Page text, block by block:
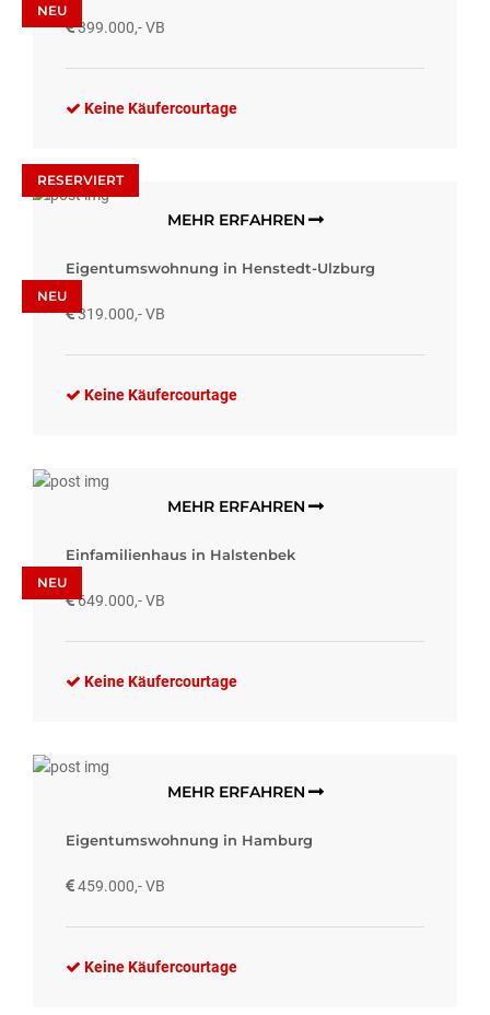
399.000,- VB
Keine Käufercourtage
RESERVIERT
NEU
MEHR ERFAHREN
Eigentumswohnung in Henstedt-Ulzburg
319.000,- VB
Keine Käufercourtage
NEU
MEHR ERFAHREN
Einfamilienhaus in Halstenbek
649.000,- VB
Keine Käufercourtage
NEU
MEHR ERFAHREN
Eigentumswohnung in Hamburg
459.000,- VB
Keine Käufercourtage